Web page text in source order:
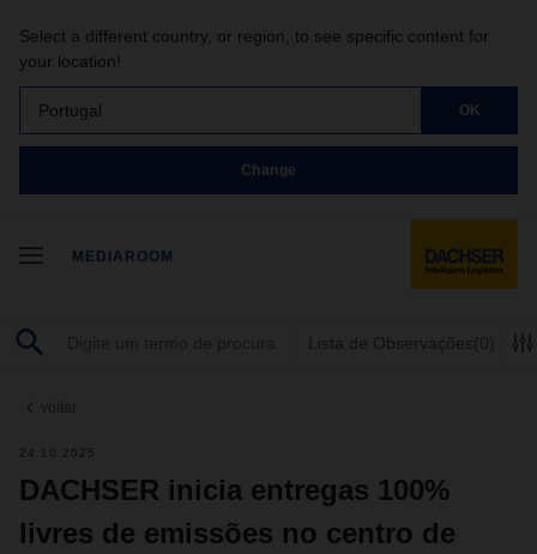
Select a different country, or region, to see specific content for
your location!
Portugal OK
Change
MEDIAROOM
Lista de Observações (0)
voltar
24.10.2025
DACHSER inicia entregas 100%
livres de emissões no centro de